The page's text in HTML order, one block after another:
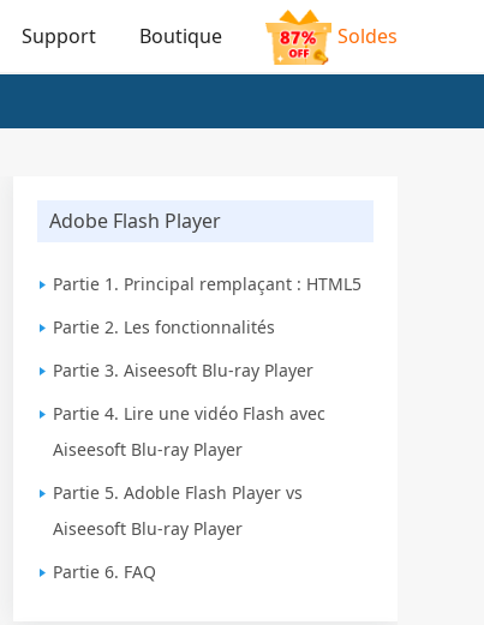
Support Boutique Soldes
Adobe Flash Player
Partie 1. Principal remplaçant : HTML5
Partie 2. Les fonctionnalités
Partie 3. Aiseesoft Blu-ray Player
Partie 4. Lire une vidéo Flash avec
Aiseesoft Blu-ray Player
Partie 5. Adoble Flash Player vs
Aiseesoft Blu-ray Player
Partie 6. FAQ